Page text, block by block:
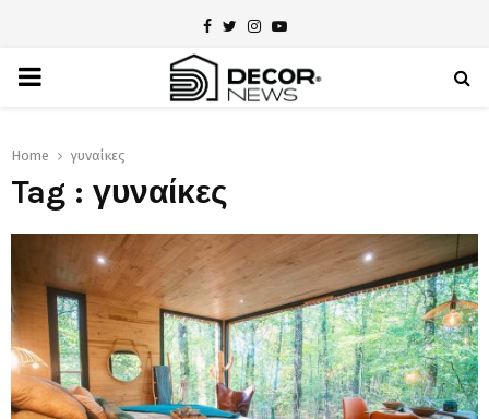
Facebook
TwitterInstagram
Youtube
PRIMARY
Home γυναίκες
Tag : γυναίκες